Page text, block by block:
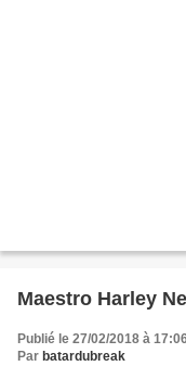
Maestro Harley
Publié le 27/02/2018 à
Par batardubreak